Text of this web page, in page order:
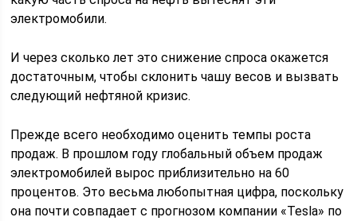
электромобили.
И через сколько лет это снижение спроса окажется
достаточным, чтобы склонить чашу весов и вызвать
следующий нефтяной кризис.
Прежде всего необходимо оценить темпы роста
продаж. В прошлом году глобальный объем продаж
электромобилей вырос приблизительно на 60
процентов. Это весьма любопытная цифра, поскольку
она почти совпадает с прогнозом компании «Tesla» по